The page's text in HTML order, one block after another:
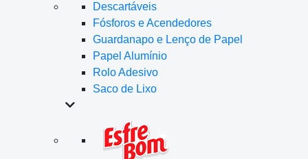
Descartáveis
Fósforos e Acendedores
Guardanapo e Lenço de Papel
Papel Alumínio
Rolo Adesivo
Saco de Lixo